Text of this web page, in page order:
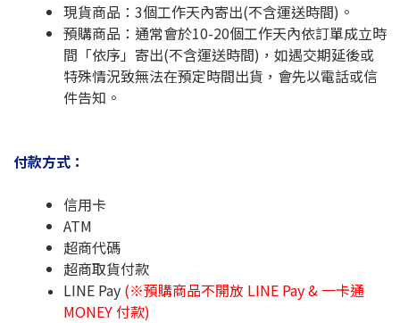
現貨商品：3個工作天內寄出(不含運送時間)。
預購商品：通常會於10-20個工作天內依訂單成立時
間「依序」寄出(不含運送時間)，如遇交期延後或
特殊情況致無法在預定時間出貨，會先以電話或信
件告知。
付款方式：
信用卡
ATM
超商代碼
超商取貨付款
LINE Pay (※預購商品不開放 LINE Pay & 一卡通
MONEY 付款)